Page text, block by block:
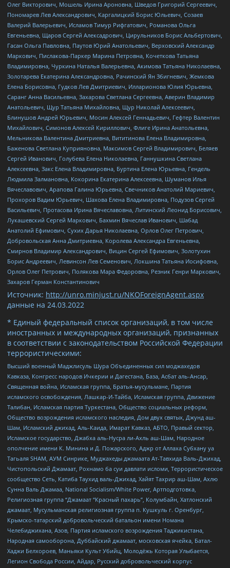
Олег Викторович, Мошель Ирина Ароновна, Шведов Григорий Сергеевич,
Пономарев Лев Александрович, Каргалицкий Борис Юльевич, Созаев
Валерий Валерьевич, Исламов Тимур Рифгатович, Романова Ольга
Евгеньевна, Щаров Сергей Алексадрович, Цирульников Борис Альбертович,
Гасан Ольга Павловна, Паутов Юрий Анатольевич, Верховский Александр
Маркович, Пислакова-Паркер Марина Петровна, Кочеткова Татьяна
Владимировна, Чуркина Наталья Валерьевна, Акимова Татьяна Николаевна,
Золотарева Екатерина Александровна, Рачинский Ян Збигневич, Жемкова
Елена Борисовна, Гудков Лев Дмитриевич, Илларионова Юлия Юрьевна,
Саранг Анна Васильевна, Захарова Светлана Сергеевна, Аверин Владимир
Анатольевич, Щур Татьяна Михайловна, Щур Николай Алексеевич,
Блинушов Андрей Юрьевич, Мосин Алексей Геннадьевич, Гефтер Валентин
Михайлович, Симонов Алексей Кириллович, Флиге Ирина Анатольевна,
Мельникова Валентина Дмитриевна, Вититинова Елена Владимировна,
Баженова Светлана Куприяновна, Максимов Сергей Владимирович, Беляев
Сергей Иванович, Голубева Елена Николаевна, Ганнушкина Светлана
Алексеевна, Закс Елена Владимировна, Буртина Елена Юрьевна, Гендель
Людмила Залмановна, Кокорина Екатерина Алексеевна, Шуманов Илья
Вячеславович, Арапова Галина Юрьевна, Свечников Анатолий Мариевич,
Прохоров Вадим Юрьевич, Шахова Елена Владимировна, Подузов Сергей
Васильевич, Протасова Ирина Вячеславовна, Литинский Леонид Борисович,
Лукашевский Сергей Маркович, Бахмин Вячеслав Иванович, Шабад
Анатолий Ефимович, Сухих Дарья Николаевна, Орлов Олег Петрович,
Добровольская Анна Дмитриевна, Королева Александра Евгеньевна,
Смирнов Владимир Александрович, Вицин Сергей Ефимович, Золотухин
Борис Андреевич, Левинсон Лев Семенович, Локшина Татьяна Иосифовна,
Орлов Олег Петрович, Полякова Мара Федоровна, Резник Генри Маркович,
Захаров Герман Константинович
Источник: http://unro.minjust.ru/NKOForeignAgent.aspx
данные на 24.03.2022
* Единый федеральный список организаций, в том числе
иностранных и международных организаций, признанных
в соответствии с законодательством Российской Федерации
террористическими:
Высший военный Маджлисуль Шура Объединенных сил моджахедов
Кавказа, Конгресс народов Ичкерии и Дагестана, База, Асбат аль-Ансар,
Священная война, Исламская группа, Братья-мусульмане, Партия
исламского освобождения, Лашкар-И-Тайба, Исламская группа, Движение
Талибан, Исламская партия Туркестана, Общество социальных реформ,
Общество возрождения исламского наследия, Дом двух святых, Джунд аш-
Шам, Исламский джихад, Аль-Каида, Имарат Кавказ, АБТО, Правый сектор,
Исламское государство, Джабха аль-Нусра ли-Ахль аш-Шам, Народное
ополчение имени К. Минина и Д. Пожарского, Аджр от Аллаха Субхану уа
Тагьаля SHAM, АУМ Синрике, Муджахеды джамаата Ат-Тавхида Валь-Джихад,
Чистопольский Джамаат, Рохнамо ба суи давлати исломи, Террористическое
сообщество Сеть, Катиба Таухид валь-Джихад, Хайят Тахрир аш-Шам, Ахлю
Сунна Валь Джамаа, National Socialism/White Power, Артподготовка,
Религиозная группа “Джамаат “Красный пахарь”, Колумбайн, Хатлонский
джамаат, Мусульманская религиозная группа п. Кушкуль г. Оренбург,
Крымско-татарский добровольческий батальон имени Номана
Челебиджихана, Азов, Партия исламского возрождения Таджикистана,
Народная самооборона, Дуббайский джамаат, московская ячейка, Батал-
Хаджи Белхороев, Маньяки Культ Убийц, Молодёжь Которая Улыбается,
Легион Свобода России, Айдар, Русский добровольческий корпус